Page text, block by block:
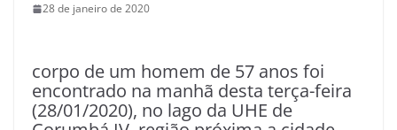
28 de janeiro de 2020
corpo de um homem de 57 anos foi
encontrado na manhã desta terça-feira
(28/01/2020), no lago da UHE de